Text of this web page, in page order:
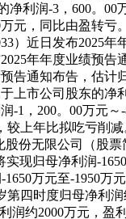
利润-3，600。00
元，同比由盈转亏
）近日发布2025
年年度业绩预
告通知布告，估
上市公司股东的净
-1，200。00万元
较上年比拟吃亏削
份无限公司（股
现归母净利润-
万元至-1950万
第四时度归母净利
润约2000万元，盈